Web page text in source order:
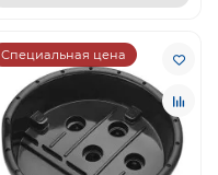
Специальная цена